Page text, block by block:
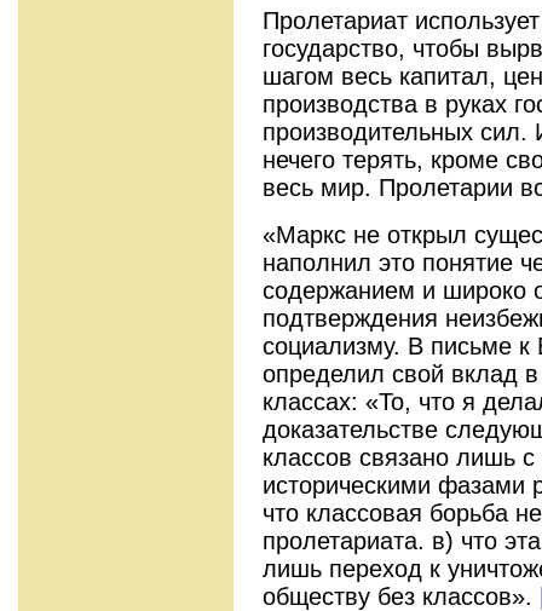
Пролетариат
государство, чтобы
шагом весь капитал,
производства в руках
производительных
нечего терять, кроме
весь мир. Пролетарии
«Маркс не открыл
наполнил это понятие
содержанием и широко
подтверждения
социализму. В письме к
определил свой вклад
классах: «То, что я
доказательстве
классов связано лишь
историческими фазами
что классовая борьба
пролетариата. в) что
лишь переход к
обществу без классов».